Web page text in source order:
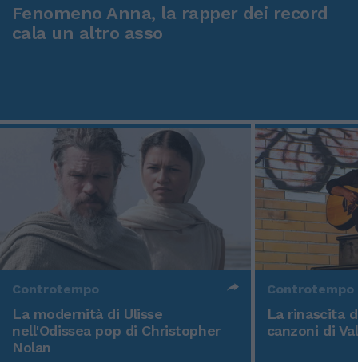
Fenomeno Anna, la rapper dei record
cala un altro asso
Controtempo
La modernità di Ulisse
nell'Odissea pop di Christopher
Nolan
Controtempo
La rinascita
canzoni di